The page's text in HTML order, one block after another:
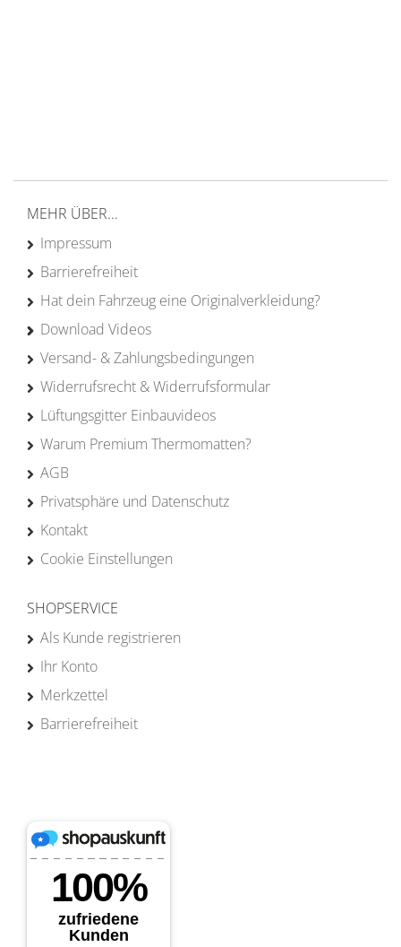
MEHR ÜBER...
Impressum
Barrierefreiheit
Hat dein Fahrzeug eine Originalverkleidung?
Download Videos
Versand- & Zahlungsbedingungen
Widerrufsrecht & Widerrufsformular
Lüftungsgitter Einbauvideos
Warum Premium Thermomatten?
AGB
Privatsphäre und Datenschutz
Kontakt
Cookie Einstellungen
SHOPSERVICE
Als Kunde registrieren
Ihr Konto
Merkzettel
Barrierefreiheit